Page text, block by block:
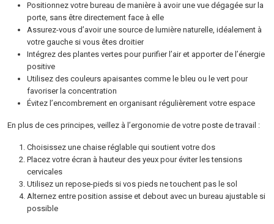
Positionnez votre bureau de manière à avoir une vue dégagée sur la
porte, sans être directement face à elle
Assurez-vous d’avoir une source de lumière naturelle, idéalement à
votre gauche si vous êtes droitier
Intégrez des plantes vertes pour purifier l’air et apporter de l’énergie
positive
Utilisez des couleurs apaisantes comme le bleu ou le vert pour
favoriser la concentration
Évitez l’encombrement en organisant régulièrement votre espace
En plus de ces principes, veillez à l’ergonomie de votre poste de travail :
Choisissez une chaise réglable qui soutient votre dos
Placez votre écran à hauteur des yeux pour éviter les tensions
cervicales
Utilisez un repose-pieds si vos pieds ne touchent pas le sol
Alternez entre position assise et debout avec un bureau ajustable si
possible